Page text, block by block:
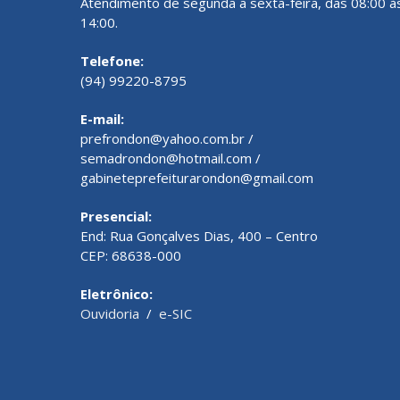
14:00.
Telefone:
(94) 99220-8795
E-mail:
prefrondon@yahoo.com.br /
semadrondon@hotmail.com /
gabineteprefeiturarondon@gmail.com
Presencial:
End: Rua Gonçalves Dias, 400 – Centro
CEP: 68638-000
Eletrônico:
Ouvidoria / e-SIC